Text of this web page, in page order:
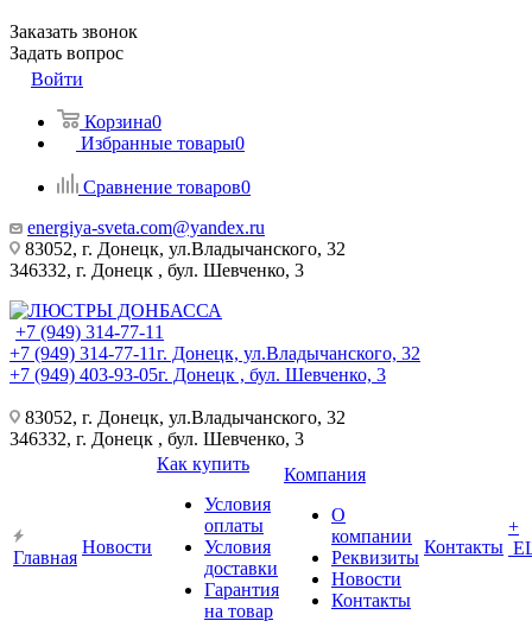
Заказать звонок
Задать вопрос
Войти
Корзина0
Избранные товары0
Сравнение товаров0
energiya-sveta.com@yandex.ru
83052, г. Донецк, ул.Владычанского, 32
346332, г. Донецк , бул. Шевченко, 3
+7 (949) 314-77-11
+7 (949) 314-77-11г. Донецк, ул.Владычанского, 32
+7 (949) 403-93-05г. Донецк , бул. Шевченко, 3
83052, г. Донецк, ул.Владычанского, 32
346332, г. Донецк , бул. Шевченко, 3
Главная
Новости
Как купить
Условия
оплаты
Условия
доставки
Гарантия
на товар
Компания
О
компании
Реквизиты
Новости
Контакты
Контакты
+